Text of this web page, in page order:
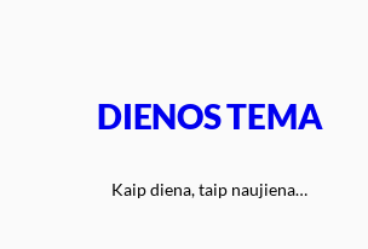
DIENOS TEMA
Kaip diena, taip naujiena…